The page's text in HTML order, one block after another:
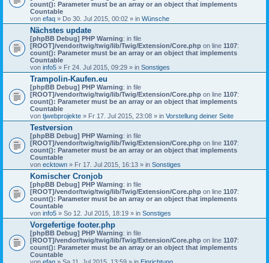
count(): Parameter must be an array or an object that implements
Countable
von efaq » Do 30. Jul 2015, 00:02 » in Wünsche
Nächstes update
[phpBB Debug] PHP Warning: in file
[ROOT]/vendor/twig/twig/lib/Twig/Extension/Core.php on line 1107:
count(): Parameter must be an array or an object that implements
Countable
von info5 » Fr 24. Jul 2015, 09:29 » in Sonstiges
Trampolin-Kaufen.eu
[phpBB Debug] PHP Warning: in file
[ROOT]/vendor/twig/twig/lib/Twig/Extension/Core.php on line 1107:
count(): Parameter must be an array or an object that implements
Countable
von tjwebprojekte » Fr 17. Jul 2015, 23:08 » in Vorstellung deiner Seite
Testversion
[phpBB Debug] PHP Warning: in file
[ROOT]/vendor/twig/twig/lib/Twig/Extension/Core.php on line 1107:
count(): Parameter must be an array or an object that implements
Countable
von ecktown » Fr 17. Jul 2015, 16:13 » in Sonstiges
Komischer Cronjob
[phpBB Debug] PHP Warning: in file
[ROOT]/vendor/twig/twig/lib/Twig/Extension/Core.php on line 1107:
count(): Parameter must be an array or an object that implements
Countable
von info5 » So 12. Jul 2015, 18:19 » in Sonstiges
Vorgefertige footer.php
[phpBB Debug] PHP Warning: in file
[ROOT]/vendor/twig/twig/lib/Twig/Extension/Core.php on line 1107:
count(): Parameter must be an array or an object that implements
Countable
von efaq » Sa 11. Jul 2015, 13:59 » in Einrichtung